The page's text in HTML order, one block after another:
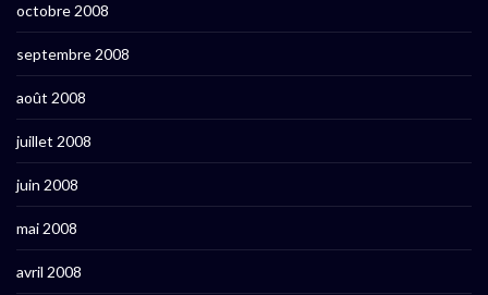
octobre 2008
septembre 2008
août 2008
juillet 2008
juin 2008
mai 2008
avril 2008